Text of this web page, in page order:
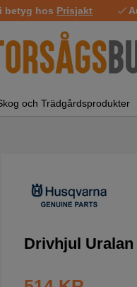
betyg hos Prisjakt
och Trädgårdsprodukter
Drivhjul Uralan